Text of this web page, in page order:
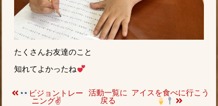
たくさんお友達のこと
知れてよかったね
ビジョントレー
ニング✌
活動一覧に
戻る
アイスを食べに行こう